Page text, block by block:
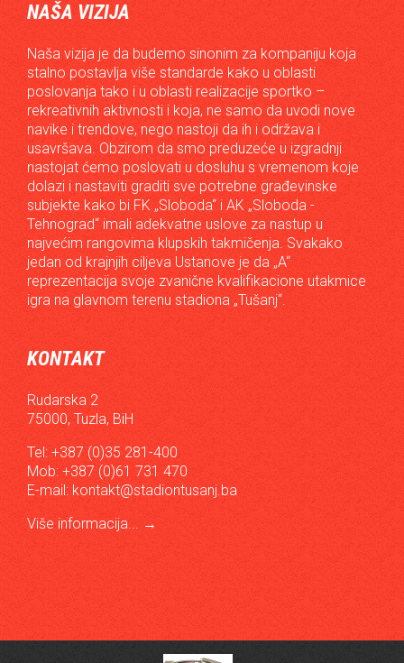
NAŠA VIZIJA
Naša vizija je da budemo sinonim za kompaniju koja
stalno postavlja više standarde kako u oblasti
poslovanja tako i u oblasti realizacije sportko –
rekreativnih aktivnosti i koja, ne samo da uvodi nove
navike i trendove, nego nastoji da ih i održava i
usavršava. Obzirom da smo preduzeće u izgradnji
nastojat ćemo poslovati u dosluhu s vremenom koje
dolazi i nastaviti graditi sve potrebne građevinske
subjekte kako bi FK „Sloboda“ i AK „Sloboda -
Tehnograd“ imali adekvatne uslove za nastup u
najvećim rangovima klupskih takmičenja. Svakako
jedan od krajnjih ciljeva Ustanove je da „A“
reprezentacija svoje zvanične kvalifikacione utakmice
igra na glavnom terenu stadiona „Tušanj“.
KONTAKT
Rudarska 2
75000, Tuzla, BiH
Tel: +387 (0)35 281-400
Mob: +387 (0)61 731 470
E-mail: kontakt@stadiontusanj.ba
Više informacija... →